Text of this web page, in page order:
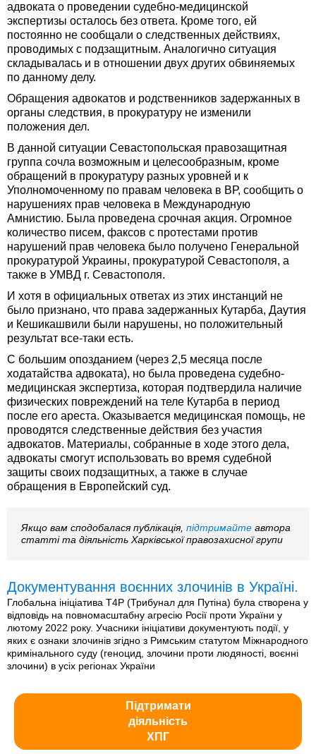
адвоката о проведении судебно-медицинской
экспертизы осталось без ответа. Кроме того, ей
постоянно не сообщали о следственных действиях,
проводимых с подзащитным. Аналогично ситуация
складывалась и в отношении двух других обвиняемых
по данному делу.
Обращения адвокатов и родственников задержанных в
органы следствия, в прокуратуру не изменили
положения дел.
В данной ситуации Севастопольская правозащитная
группа сочла возможным и целесообразным, кроме
обращений в прокуратуру разных уровней и к
Уполномоченному по правам человека в ВР, сообщить о
нарушениях прав человека в Международную
Амнистию. Была проведена срочная акция. Огромное
количество писем, факсов с протестами против
нарушений прав человека было получено Генеральной
прокуратурой Украины, прокуратурой Севастополя, а
также в УМВД г. Севастополя.
И хотя в официальных ответах из этих инстанций не
было признано, что права задержанных Кутарба, Даутия
и Кешикашвили были нарушены, но положительный
результат все-таки есть.
С большим опозданием (через 2,5 месяца после
ходатайства адвоката), но была проведена судебно-
медицинская экспертиза, которая подтвердила наличие
физических повреждений на теле Кутарба в период
после его ареста. Оказывается медицинская помощь, не
проводятся следственные действия без участия
адвокатов. Материалы, собранные в ходе этого дела,
адвокаты смогут использовать во время судебной
защиты своих подзащитных, а также в случае
обращения в Европейский суд.
Якщо вам сподобалася публікація, підтримайте автора
статті та діяльність Харківської правозахисної групи
Документування воєнних злочинів в Україні.
Глобальна ініціатива T4P (Трибунал для Путіна) була створена у
відповідь на повномасштабну агресію Росії проти України у
лютому 2022 року. Учасники ініціативи документують події, у
яких є ознаки злочинів згідно з Римським статутом Міжнародного
кримінального суду (геноцид, злочини проти людяності, воєнні
злочини) в усіх регіонах України
Підтримати
діяльність
ХПГ